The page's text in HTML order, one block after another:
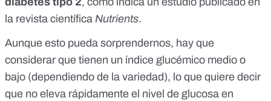
la revista científica Nutrients.
Aunque esto pueda sorprendernos, hay que
considerar que tienen un índice glucémico medio o
bajo (dependiendo de la variedad), lo que quiere decir
que no eleva rápidamente el nivel de glucosa en